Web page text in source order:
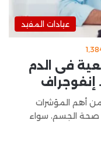
عيادات المفيد
فى الدم
إنفوجراف
أهم المؤشرات
صحة الجسم، سواء